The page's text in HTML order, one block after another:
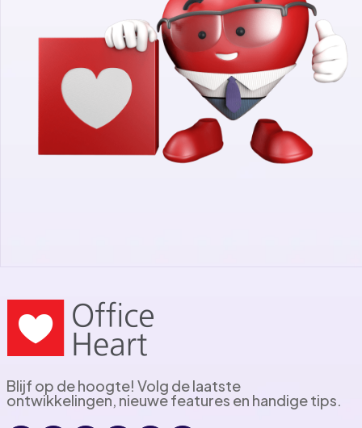
Blijf op de hoogte! Volg de laatste
ontwikkelingen, nieuwe features en handige tips.